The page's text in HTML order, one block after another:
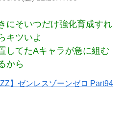
にそいつだけ強化育成すれ
キツいよ
してたAキャラが急に組む
から
】ゼンレスゾーンゼロ Part94